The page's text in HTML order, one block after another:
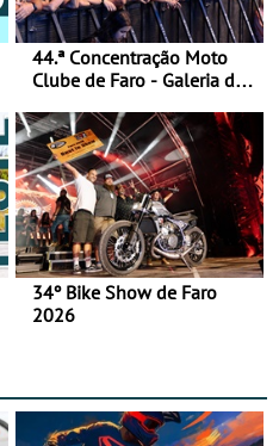
44.ª Concentração Moto
Clube de Faro - Galeria de
34º Bike Show de Faro
2026